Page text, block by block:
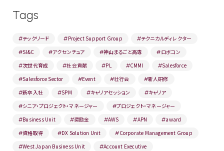
Tags
#テックリード #Project Support Group #テクニカルディレクター
#SI&C #アクセンチュア #神山まるごと高専 #ロボコン
#次世代育成 #社会貢献 #PL #CMMI #Salesforce
#Salesforce Sector #Event #壮行会 #新人研修
#新卒入社 #SPM #キャリアセッション #キャリア
#シニア・プロジェクト・マネージャー #プロジェクト・マネージャー
#Business Unit #奨励金 #AWS #APN #award
#資格取得 #DX Solution Unit #Corporate Management Group
#West Japan Business Unit #Account Executive